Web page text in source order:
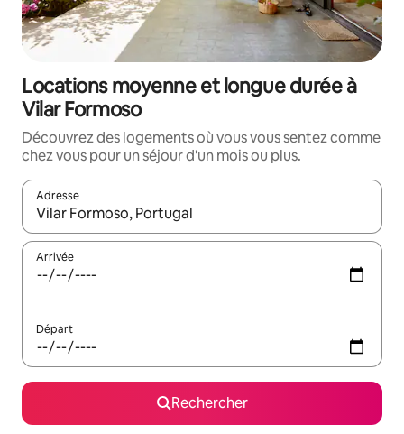
Locations moyenne et longue durée à
Vilar Formoso
Découvrez des logements où vous vous sentez comme
chez vous pour un séjour d'un mois ou plus.
Adresse
Lorsque les résultats s'affichent, utilisez les flèches vers le
Arrivée
Départ
Rechercher